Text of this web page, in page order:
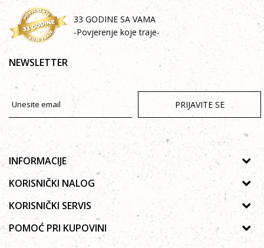
33 GODINE SA VAMA
-Povjerenje koje traje-
NEWSLETTER
PRIJAVITE SE
INFORMACIJE
O nama
Galerija
Saradnja
KORISNIČKI NALOG
Uputstvo za registraciju
Zaboravljena lozinka
Poručivanje
KORISNIČKI SERVIS
Politika privatnosti
Autorska prava
POMOĆ PRI KUPOVINI